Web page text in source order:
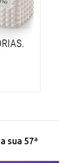
sua 57ª